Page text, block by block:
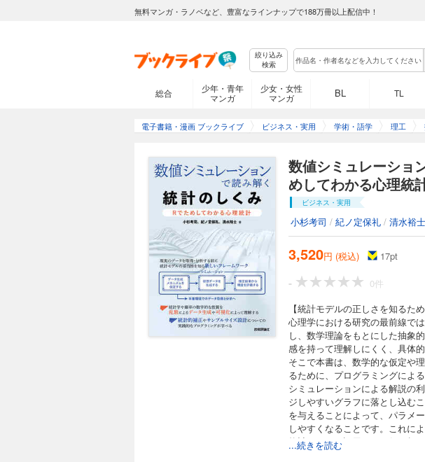
無料マンガ・ラノベなど、豊富なラインナップで188万冊以上配信中！
絞り込み
検索
総合
少年・青年
マンガ
少女・女性
マンガ
BL TL
電子書籍・漫画 ブックライブ ビジネス・実用 学術・語学 理工
数値シミュレーショ
めしてわかる心理統
ビジネス・実用
小杉考司 / 紀ノ定保礼 / 清水裕士
3,520円 (税込) 17pt
-
0件
【統計モデルの正しさを知るた
心理学における研究の最前線で
し、数学理論をもとにした抽象
感を持って理解しにくく、具体
そこで本書は、数学的な仮定や
るために、プログラミングによ
シミュレーションによる解説の
ジしやすいグラフに落とし込む
を与えることによって、パラメ
しやすくなることです。これに
統計モデルを誤用すると何が起
か、といった今押さえておきた
...続きを読む